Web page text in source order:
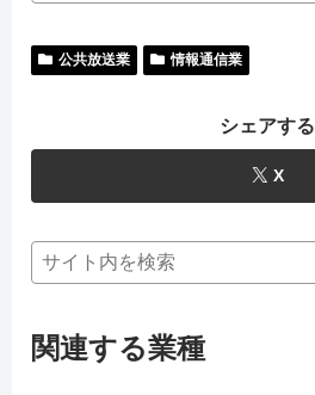
公共放送業 情報通信業
シェアする
X
関連する業種